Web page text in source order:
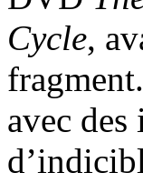
Cycle,
avec